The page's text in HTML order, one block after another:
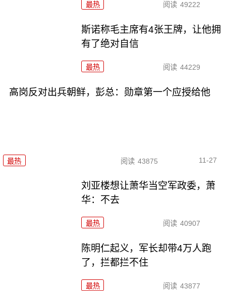
最热 阅读 49222
斯诺称毛主席有4张王牌，让他拥
有了绝对自信
最热 阅读 44229
高岗反对出兵朝鲜，彭总：勋章第一个应授给他
最热 阅读 43875 11-27
刘亚楼想让萧华当空军政委，萧
华：不去
最热 阅读 40907
陈明仁起义，军长却带4万人跑
了，拦都拦不住
最热 阅读 43877